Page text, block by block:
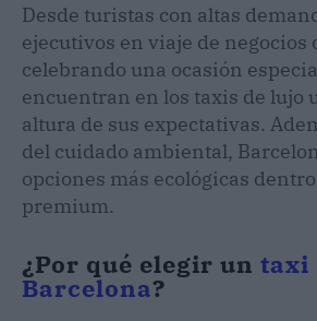
Desde turistas con altas
ejecutivos en viaje de negocios
celebrando una ocasión
encuentran en los taxis de lujo
altura de sus expectativas.
del cuidado ambiental,
opciones más ecológicas
premium.
¿Por qué elegir un taxi
Barcelona?